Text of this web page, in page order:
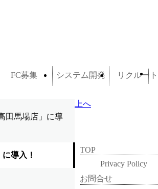
FC募集 システム開発 リクルート
田馬場店」に導
導入！
上へ
TOP
Privacy Policy
お問合せ